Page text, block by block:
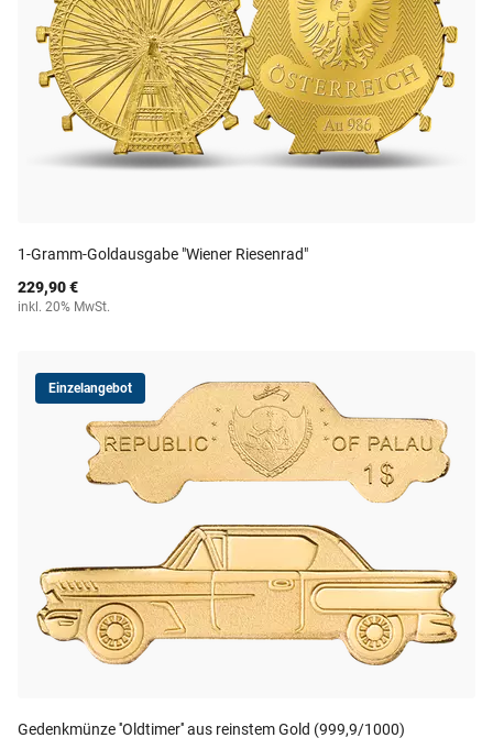
1-Gramm-Goldausgabe "Wiener Riesenrad"
229,90 €
inkl. 20% MwSt.
Einzelangebot
Gedenkmünze ''Oldtimer'' aus reinstem Gold (999,9/1000)